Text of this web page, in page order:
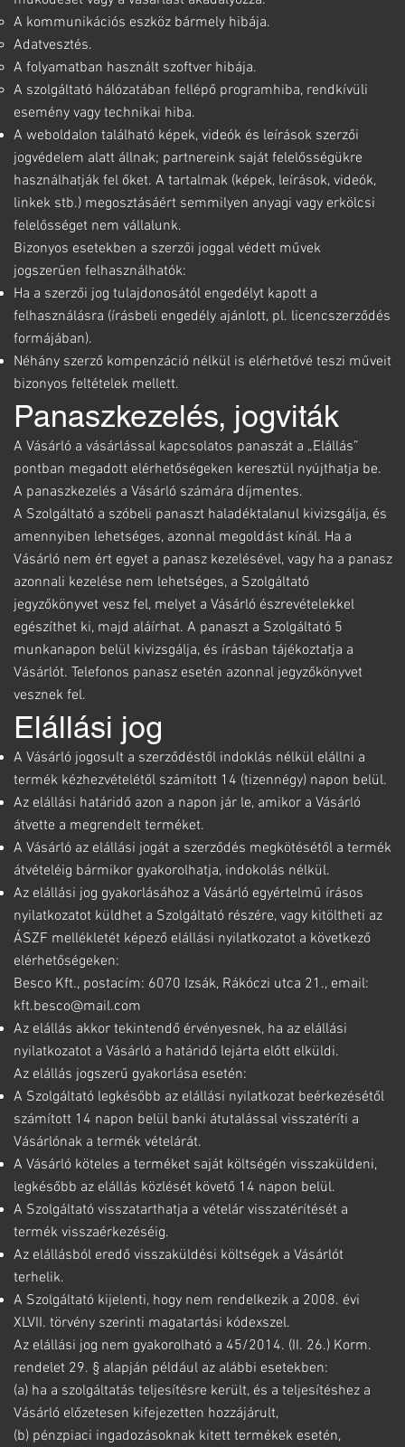
A kommunikációs eszköz bármely hibája.
Adatvesztés.
A folyamatban használt szoftver hibája.
A szolgáltató hálózatában fellépő programhiba, rendkívüli
esemény vagy technikai hiba.
A weboldalon található képek, videók és leírások szerzői
jogvédelem alatt állnak; partnereink saját felelősségükre
használhatják fel őket. A tartalmak (képek, leírások, videók,
linkek stb.) megosztásáért semmilyen anyagi vagy erkölcsi
felelősséget nem vállalunk.
Bizonyos esetekben a szerzői joggal védett művek
jogszerűen felhasználhatók:
Ha a szerzői jog tulajdonosától engedélyt kapott a
felhasználásra (írásbeli engedély ajánlott, pl. licencszerződés
formájában).
Néhány szerző kompenzáció nélkül is elérhetővé teszi műveit
bizonyos feltételek mellett.
Panaszkezelés, jogviták
A Vásárló a vásárlással kapcsolatos panaszát a „Elállás”
pontban megadott elérhetőségeken keresztül nyújthatja be.
A panaszkezelés a Vásárló számára díjmentes.
A Szolgáltató a szóbeli panaszt haladéktalanul kivizsgálja, és
amennyiben lehetséges, azonnal megoldást kínál. Ha a
Vásárló nem ért egyet a panasz kezelésével, vagy ha a panasz
azonnali kezelése nem lehetséges, a Szolgáltató
jegyzőkönyvet vesz fel, melyet a Vásárló észrevételekkel
egészíthet ki, majd aláírhat. A panaszt a Szolgáltató 5
munkanapon belül kivizsgálja, és írásban tájékoztatja a
Vásárlót. Telefonos panasz esetén azonnal jegyzőkönyvet
vesznek fel.
Elállási jog
A Vásárló jogosult a szerződéstől indoklás nélkül elállni a
termék kézhezvételétől számított 14 (tizennégy) napon belül.
Az elállási határidő azon a napon jár le, amikor a Vásárló
átvette a megrendelt terméket.
A Vásárló az elállási jogát a szerződés megkötésétől a termék
átvételéig bármikor gyakorolhatja, indokolás nélkül.
Az elállási jog gyakorlásához a Vásárló egyértelmű írásos
nyilatkozatot küldhet a Szolgáltató részére, vagy kitöltheti az
ÁSZF mellékletét képező elállási nyilatkozatot a következő
elérhetőségeken:
Besco Kft., postacím: 6070 Izsák, Rákóczi utca 21., email:
kft.besco@mail.com
Az elállás akkor tekintendő érvényesnek, ha az elállási
nyilatkozatot a Vásárló a határidő lejárta előtt elküldi.
Az elállás jogszerű gyakorlása esetén:
A Szolgáltató legkésőbb az elállási nyilatkozat beérkezésétől
számított 14 napon belül banki átutalással visszatéríti a
Vásárlónak a termék vételárát.
A Vásárló köteles a terméket saját költségén visszaküldeni,
legkésőbb az elállás közlését követő 14 napon belül.
A Szolgáltató visszatarthatja a vételár visszatérítését a
termék visszaérkezéséig.
Az elállásból eredő visszaküldési költségek a Vásárlót
terhelik.
A Szolgáltató kijelenti, hogy nem rendelkezik a 2008. évi
XLVII. törvény szerinti magatartási kódexszel.
Az elállási jog nem gyakorolható a 45/2014. (II. 26.) Korm.
rendelet 29. § alapján például az alábbi esetekben:
(a) ha a szolgáltatás teljesítésre került, és a teljesítéshez a
Vásárló előzetesen kifejezetten hozzájárult,
(b) pénzpiaci ingadozásoknak kitett termékek esetén,